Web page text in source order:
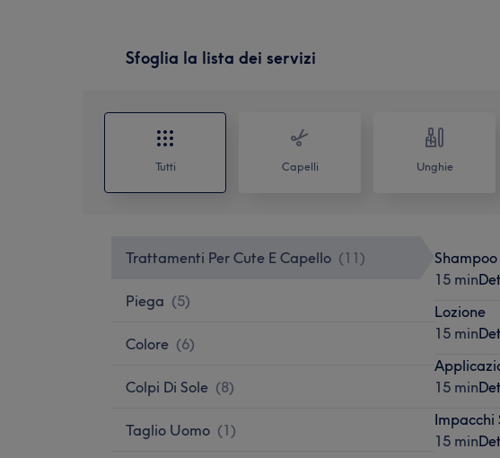
Sfoglia la lista dei servizi
Tutti Capelli Unghie
Trattamenti Per Cute E Capello (11 )
Piega (5)
Colore (6)
Colpi Di Sole (8)
Taglio Uomo (1)
15 min
Lozione
15 min
15 min
Impacchi
15 min